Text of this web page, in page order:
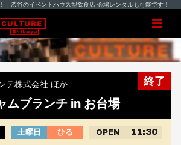
」渋谷のイベントハウス型飲食店 会場レンタルも可能です！
終了
テ株式会社 ほか
ムブランチ in お台場
土曜日 ひる OPEN 11:30